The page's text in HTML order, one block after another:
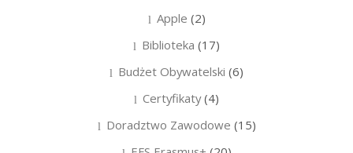
Apple (2)
Biblioteka (17)
Budżet Obywatelski (6)
Certyfikaty(4)
Doradztwo Zawodowe (15)